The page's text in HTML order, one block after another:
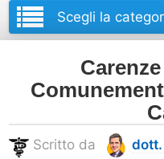
Scritto da dott.